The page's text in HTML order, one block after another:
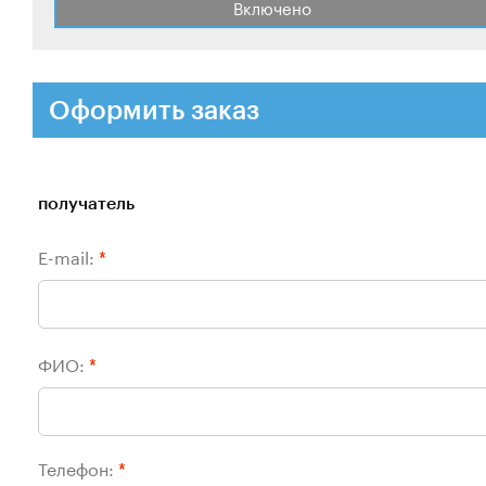
Включено
Оформить заказ
получатель
E-mail: *
ФИО: *
Телефон: *